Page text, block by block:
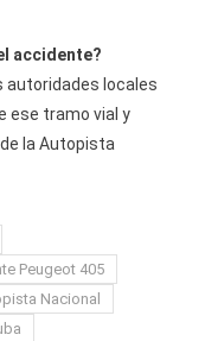
accidente?
autoridades locales
ese tramo vial y
la Autopista
Peugeot 405
Nacional